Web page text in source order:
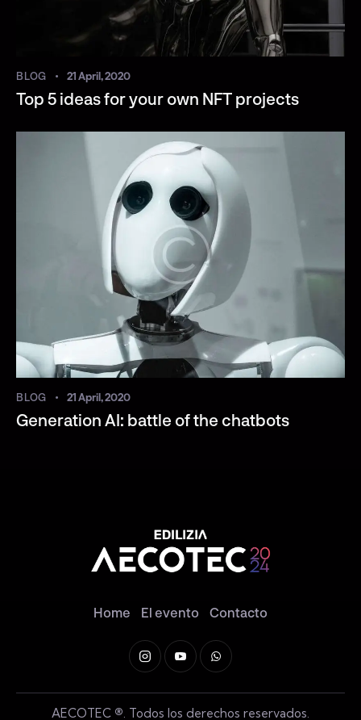
BLOG 21 April, 2020
Top 5 ideas for your own NFT projects
BLOG 21 April, 2020
Generation AI: battle of the chatbots
Home El evento Contacto
AECOTEC ®. Todos los derechos reservados.